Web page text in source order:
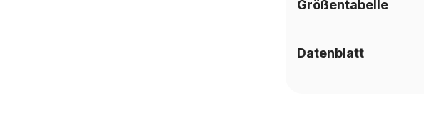
Größentabelle
Datenblatt